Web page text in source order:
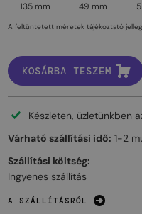
135 mm 49 mm
A feltüntetett méretek tájékoztató
KOSÁRBA TESZEM
Készleten, üzletünkben
Várható szállítási idő: 1-2
Szállítási költség:
Ingyenes szállítás
A SZÁLLÍTÁSRÓL